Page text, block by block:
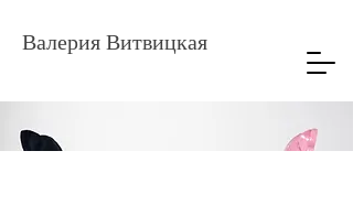
Валерия Витвицкая